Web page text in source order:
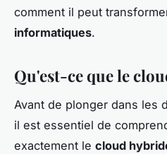
comment il peut
informatiques.
Qu'est-ce que le
Avant de plonger dans les
il est essentiel de
exactement le cloud